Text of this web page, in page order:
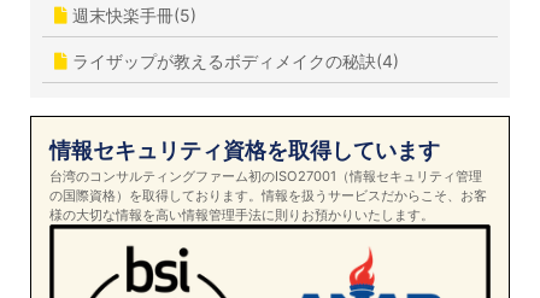
週末快楽手冊(5)
ライザップが教えるボディメイクの秘訣(4)
情報セキュリティ資格を取得しています
台湾のコンサルティングファーム初のISO27001（情報セキュリティ管理
の国際資格）を取得しております。情報を扱うサービスだからこそ、お客
様の大切な情報を高い情報管理手法に則りお預かりいたします。